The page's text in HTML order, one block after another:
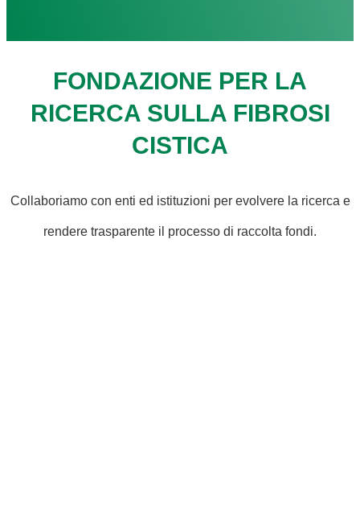
FONDAZIONE PER LA
RICERCA SULLA FIBROSI
CISTICA
Collaboriamo con enti ed istituzioni per evolvere la ricerca e
rendere trasparente il processo di raccolta fondi.